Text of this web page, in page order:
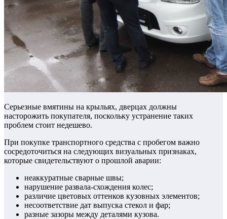
Серьезные вмятины на крыльях, дверцах должны
насторожить покупателя, поскольку устранение таких
проблем стоит недешево.
При покупке транспортного средства с пробегом важно
сосредоточиться на следующих визуальных признаках,
которые свидетельствуют о прошлой аварии:
неаккуратные сварные швы;
нарушение развала-схождения колес;
различие цветовых оттенков кузовных элементов;
несоответствие дат выпуска стекол и фар;
разные зазоры между деталями кузова.